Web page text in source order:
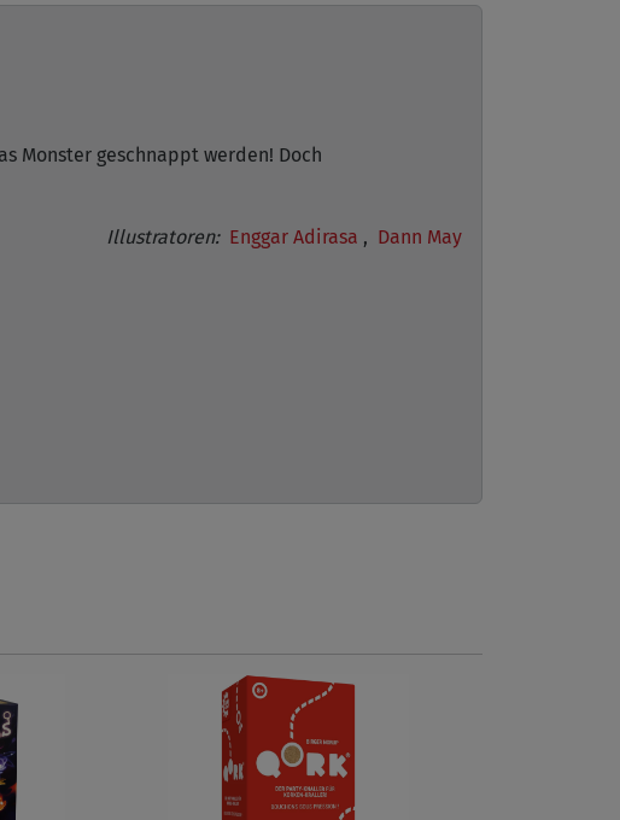
Monster geschnappt werden! Doch
Illustratoren: Enggar Adirasa , Dann May